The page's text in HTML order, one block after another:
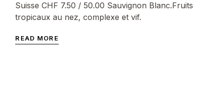
Suisse CHF 7.50 / 50.00 Sauvignon Blanc.Fruits
tropicaux au nez, complexe et vif.
READ MORE